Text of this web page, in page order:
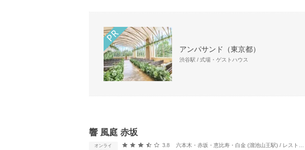
アンパサンド（東京都）
渋谷駅 / 式場・ゲストハウス
響 風庭 赤坂
オンライ
口コミ評価
3.8 六本木・赤坂・恵比寿・白金 (溜池山王駅) / レストランウエディング